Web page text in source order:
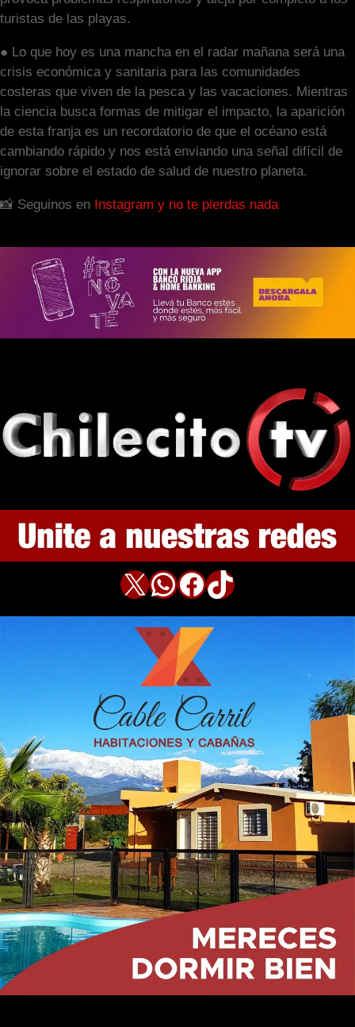
turistas de las playas.
● Lo que hoy es una mancha en el radar mañana será una
crisis económica y sanitaria para las comunidades
costeras que viven de la pesca y las vacaciones. Mientras
la ciencia busca formas de mitigar el impacto, la aparición
de esta franja es un recordatorio de que el océano está
cambiando rápido y nos está enviando una señal difícil de
ignorar sobre el estado de salud de nuestro planeta.
📸 Seguinos en Instagram y no te pierdas nada
X WhatsApp Facebook TikTok